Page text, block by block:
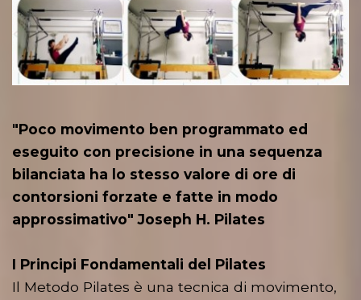
"Poco movimento ben programmato ed
eseguito con precisione in una sequenza
bilanciata ha lo stesso valore di ore di
contorsioni forzate e fatte in modo
approssimativo" Joseph H. Pilates
I Principi Fondamentali del Pilates
Il Metodo Pilates è una tecnica di movimento,